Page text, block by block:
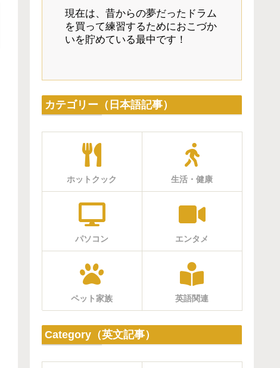
現在は、昔からの夢だったドラム
を買って練習するためにおこづか
いを貯めている最中です！
カテゴリー（日本語記事）
ホットクック 生活・健康
パソコン エンタメ
ペット家族 英語関連
Category（英文記事）